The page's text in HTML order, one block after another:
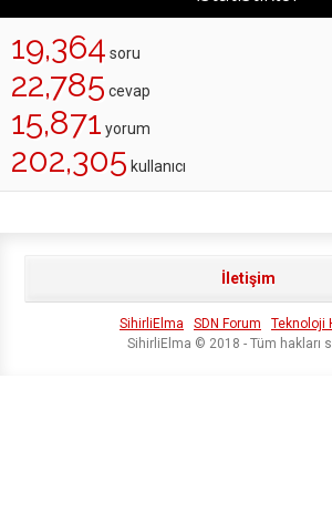
19,364 soru
22,785 cevap
15,871 yorum
202,305 kullanıcı
İletişim
SihirliElma SDN Forum
Teknoloji
SihirliElma © 2018 - Tüm hakları